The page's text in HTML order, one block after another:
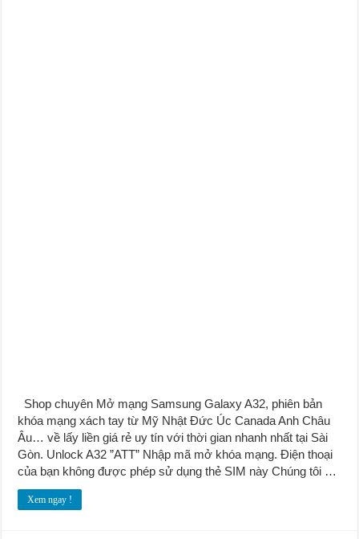
Shop chuyên Mở mạng Samsung Galaxy A32, phiên bản
khóa mạng xách tay từ Mỹ Nhật Đức Úc Canada Anh Châu
Âu… về lấy liền giá rẻ uy tín với thời gian nhanh nhất tại Sài
Gòn. Unlock A32 ”ATT” Nhập mã mở khóa mạng. Điện thoại
của bạn không được phép sử dụng thẻ SIM này Chúng tôi …
Xem ngay !